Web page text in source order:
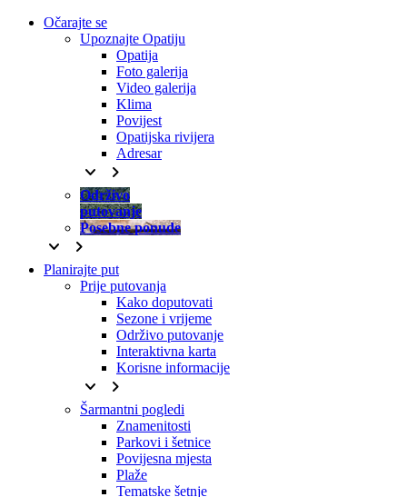
Očarajte se
Upoznajte Opatiju
Opatija
Foto galerija
Video galerija
Klima
Povijest
Opatijska rivijera
Adresar
keyboard_arrow_down keyboard_arrow_right
Održivo
putovanje
Posebne ponude
keyboard_arrow_down keyboard_arrow_right
Planirajte put
Prije putovanja
Kako doputovati
Sezone i vrijeme
Održivo putovanje
Interaktivna karta
Korisne informacije
keyboard_arrow_down keyboard_arrow_right
Šarmantni pogledi
Znamenitosti
Parkovi i šetnice
Povijesna mjesta
Plaže
Tematske šetnje